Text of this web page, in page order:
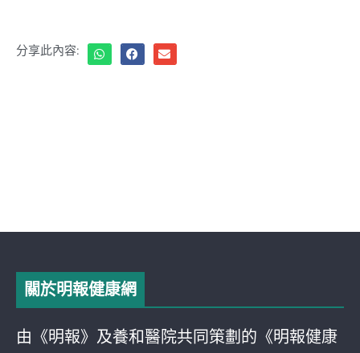
分享此內容:
關於明報健康網
由《明報》及養和醫院共同策劃的《明報健康